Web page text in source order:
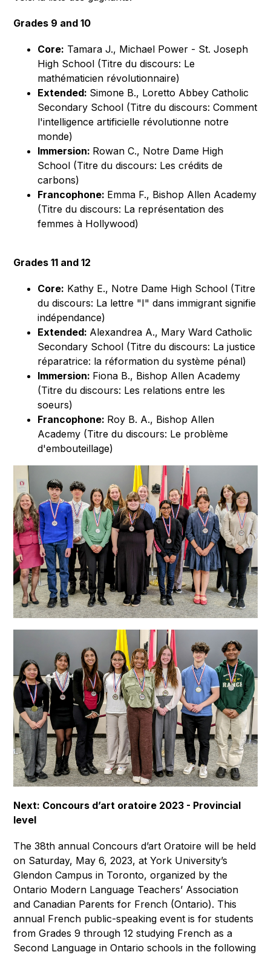
Grades 9 and 10
Core: Tamara J., Michael Power - St. Joseph
High School (Titre du discours: Le
mathématicien révolutionnaire)
Extended: Simone B., Loretto Abbey Catholic
Secondary School (Titre du discours: Comment
l'intelligence artificielle révolutionne notre
monde)
Immersion: Rowan C., Notre Dame High
School (Titre du discours: Les crédits de
carbons)
Francophone: Emma F., Bishop Allen Academy
(Titre du discours: La représentation des
femmes à Hollywood)
Grades 11 and 12
Core: Kathy E., Notre Dame High School (Titre
du discours: La lettre "I" dans immigrant signifie
indépendance)
Extended: Alexandrea A., Mary Ward Catholic
Secondary School (Titre du discours: La justice
réparatrice: la réformation du système pénal)
Immersion: Fiona B., Bishop Allen Academy
(Titre du discours: Les relations entre les
soeurs)
Francophone: Roy B. A., Bishop Allen
Academy (Titre du discours: Le problème
d'embouteillage)
Next: Concours d’art oratoire 2023 - Provincial
level
The 38th annual Concours d’art Oratoire will be held
on Saturday, May 6, 2023, at York University’s
Glendon Campus in Toronto, organized by the
Ontario Modern Language Teachers’ Association
and Canadian Parents for French (Ontario). This
annual French public-speaking event is for students
from Grades 9 through 12 studying French as a
Second Language in Ontario schools in the following